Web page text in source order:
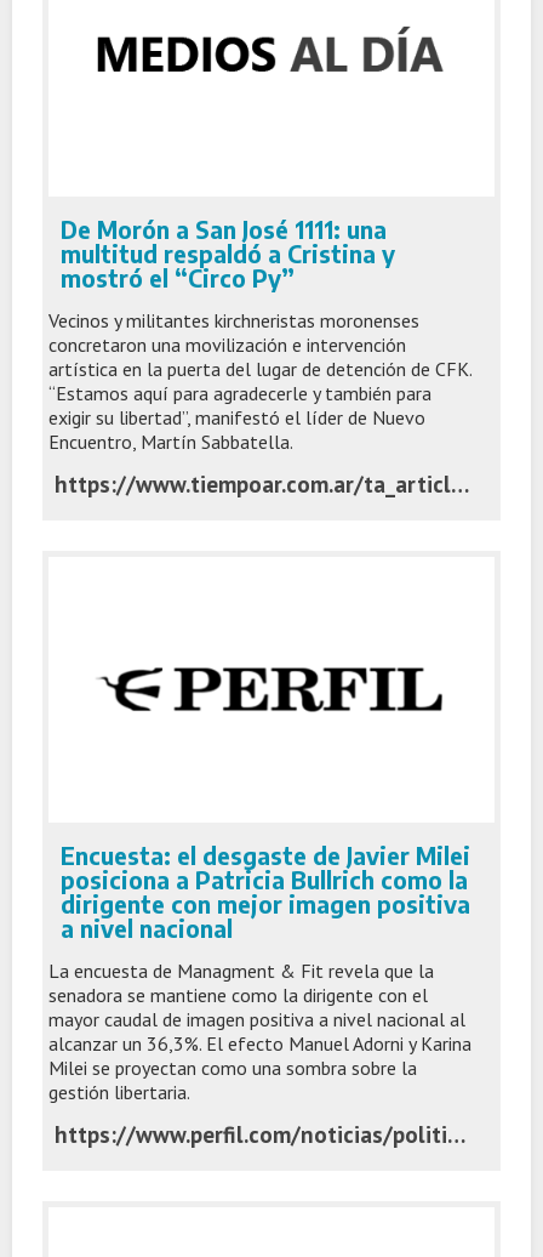
De Morón a San José 1111: una
multitud respaldó a Cristina y
mostró el “Circo Py”
Vecinos y militantes kirchneristas moronenses
concretaron una movilización e intervención
artística en la puerta del lugar de detención de CFK.
“Estamos aquí para agradecerle y también para
exigir su libertad”, manifestó el líder de Nuevo
Encuentro, Martín Sabbatella.
https://www.tiempoar.com.ar/ta_article/de-moron-a-san-jose-1111-una-multitud-respaldo-a-cristina-y-mostro-el-circo-py/
Encuesta: el desgaste de Javier Milei
posiciona a Patricia Bullrich como la
dirigente con mejor imagen positiva
a nivel nacional
La encuesta de Managment & Fit revela que la
senadora se mantiene como la dirigente con el
mayor caudal de imagen positiva a nivel nacional al
alcanzar un 36,3%. El efecto Manuel Adorni y Karina
Milei se proyectan como una sombra sobre la
gestión libertaria.
https://www.perfil.com/noticias/politica/encuesta-el-desgaste-de-javier-milei-posiciona-a-patricia-bullrich-como-la-dirigente-con-mejor-imagen-positiva-a-nivel-nacional.phtml